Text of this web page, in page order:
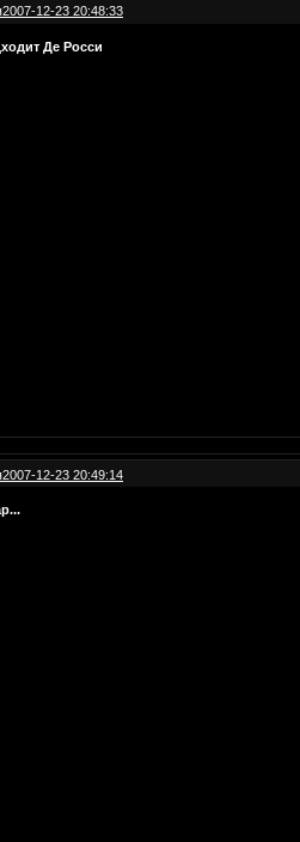
2007-12-23 20:48:33
Де Росси
2007-12-23 20:49:14